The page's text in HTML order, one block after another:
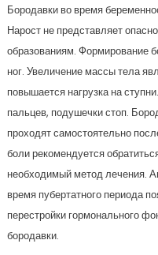
Бородавки во время
Нарост не представляет
образованиям. Формирование
ног. Увеличение массы тела
повышается нагрузка на
пальцев, подушечки стоп.
проходят самостоятельно
боли рекомендуется
необходимый метод лечения.
время пубертатного периода
перестройки гормонального
бородавки.